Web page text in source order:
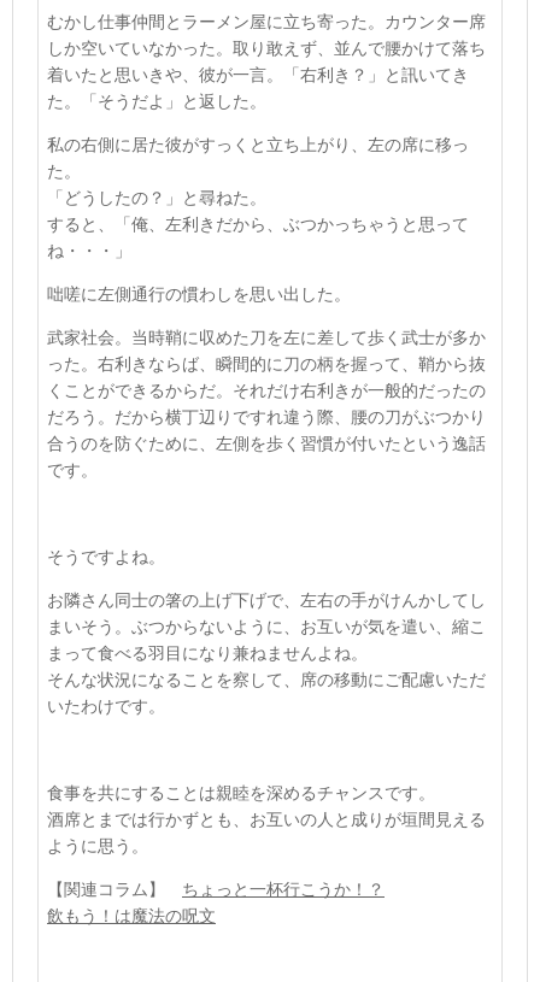
むかし仕事仲間とラーメン屋に立ち寄った。カウンター席
しか空いていなかった。取り敢えず、並んで腰かけて落ち
着いたと思いきや、彼が一言。「右利き？」と訊いてき
た。「そうだよ」と返した。
私の右側に居た彼がすっくと立ち上がり、左の席に移っ
た。
「どうしたの？」と尋ねた。
すると、「俺、左利きだから、ぶつかっちゃうと思って
ね・・・」
咄嗟に左側通行の慣わしを思い出した。
武家社会。当時鞘に収めた刀を左に差して歩く武士が多か
った。右利きならば、瞬間的に刀の柄を握って、鞘から抜
くことができるからだ。それだけ右利きが一般的だったの
だろう。だから横丁辺りですれ違う際、腰の刀がぶつかり
合うのを防ぐために、左側を歩く習慣が付いたという逸話
です。
そうですよね。
お隣さん同士の箸の上げ下げで、左右の手がけんかしてし
まいそう。ぶつからないように、お互いが気を遣い、縮こ
まって食べる羽目になり兼ねませんよね。
そんな状況になることを察して、席の移動にご配慮いただ
いたわけです。
食事を共にすることは親睦を深めるチャンスです。
酒席とまでは行かずとも、お互いの人と成りが垣間見える
ように思う。
【関連コラム】 ちょっと一杯行こうか！？
飲もう！は魔法の呪文